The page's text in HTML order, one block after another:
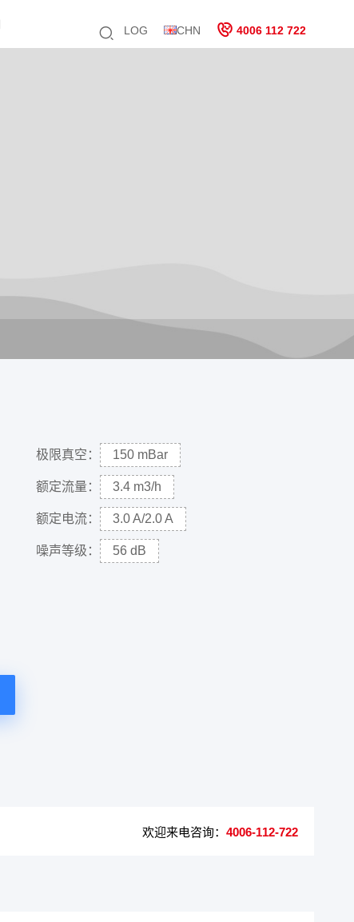
LOG CHN 4006 112 722
极限真空： 150 mBar
额定流量： 3.4 m3/h
额定电流： 3.0 A/2.0 A
噪声等级： 56 dB
欢迎来电咨询： 4006-112-722